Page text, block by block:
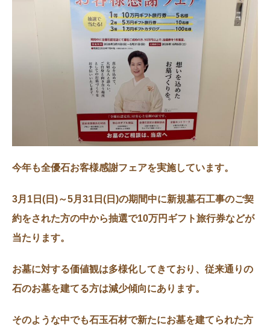
今年も全優石お客様感謝フェアを実施しています。
3月1日(日)～5月31日(日)の期間中に新規墓石工事のご契
約をされた方の中から抽選で10万円ギフト旅行券などが
当たります。
お墓に対する価値観は多様化してきており、従来通りの
石のお墓を建てる方は減少傾向にあります。
そのような中でも石玉石材で新たにお墓を建てられた方